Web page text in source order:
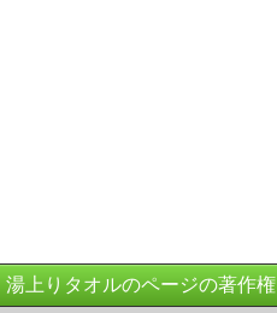
湯上りタオルのページの著作権